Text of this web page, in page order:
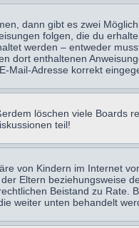
dann gibt es zwei
folgen, die du
werden – entweder
dort enthaltenen
Adresse korrekt
löschen viele Boards
teil!
von Kindern im Internet
Eltern beziehungsweise
Beistand zu Rate.
weiter unten behandelt